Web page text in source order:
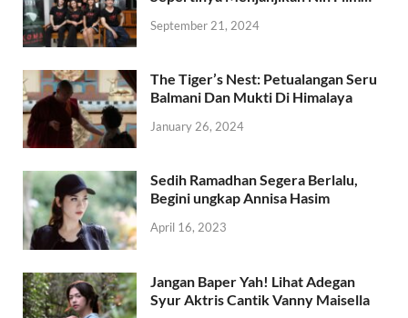
September 21, 2024
The Tiger’s Nest: Petualangan Seru
Balmani Dan Mukti Di Himalaya
January 26, 2024
Sedih Ramadhan Segera Berlalu,
Begini ungkap Annisa Hasim
April 16, 2023
Jangan Baper Yah! Lihat Adegan
Syur Aktris Cantik Vanny Maisella